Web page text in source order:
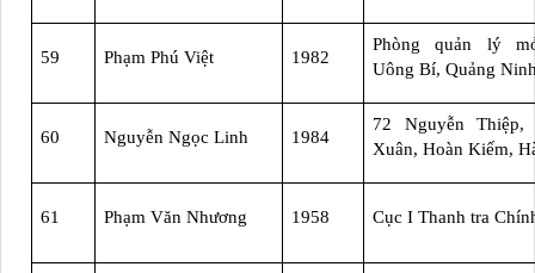
59 Phạm Phú Việt 1982
Phòng quản lý
Uông Bí, Quảng
60 Nguyễn Ngọc Linh 1984
72 Nguyễn Thiệp,
Xuân, Hoàn Kiếm,
61 Phạm Văn Nhương 1958 Cục I Thanh tra